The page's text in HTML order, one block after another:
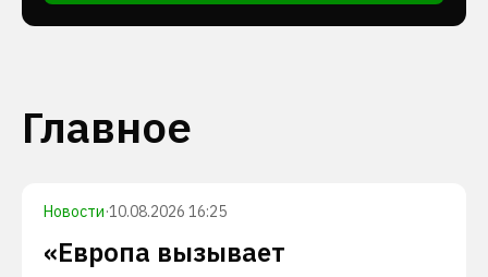
Главное
Новости·10.08.2026 16:25
«Европа вызывает